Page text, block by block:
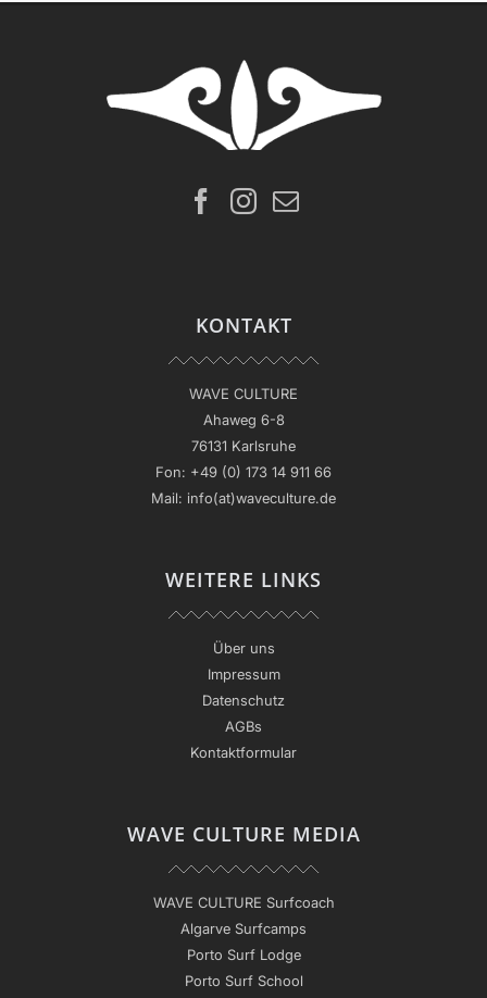
KONTAKT
WAVE CULTURE
Ahaweg 6-8
76131 Karlsruhe
Fon: +49 (0) 173 14 911 66
Mail: info(at)waveculture.de
WEITERE LINKS
Über uns
Impressum
Datenschutz
AGBs
Kontaktformular
WAVE CULTURE MEDIA
WAVE CULTURE Surfcoach
Algarve Surfcamps
Porto Surf Lodge
Porto Surf School